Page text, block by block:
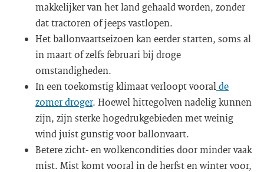
makkelijker van het land gehaald worden, zonder
dat tractoren of jeeps vastlopen.
Het ballonvaartseizoen kan eerder starten, soms al
in maart of zelfs februari bij droge
omstandigheden.
In een toekomstig klimaat verloopt vooral de
zomer droger. Hoewel hittegolven nadelig kunnen
zijn, zijn sterke hogedrukgebieden met weinig
wind juist gunstig voor ballonvaart.
Betere zicht- en wolkencondities door minder vaak
mist. Mist komt vooral in de herfst en winter voor,